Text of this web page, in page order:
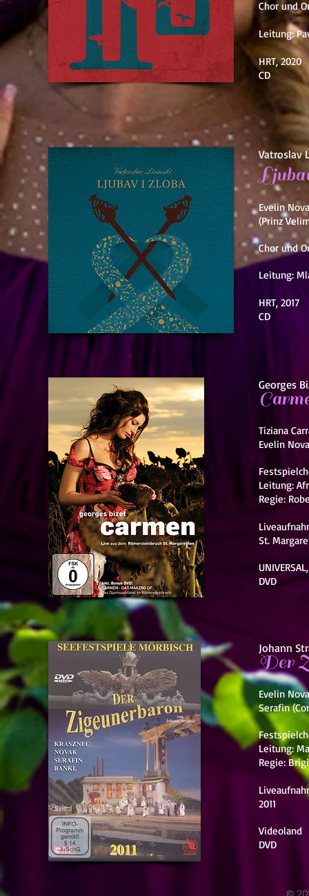
Chor und
Leitung:
HRT, 2020
CD
Vatroslav
Evelin
(Prinz
Chor und
Leitung:
HRT, 2017
CD
Georges
Tiziana
Evelin
Leitung:
Regie:
St.
DVD
Johann
Der
Evelin
Serafin
Leitung:
Regie:
2011
Videoland
DVD
©